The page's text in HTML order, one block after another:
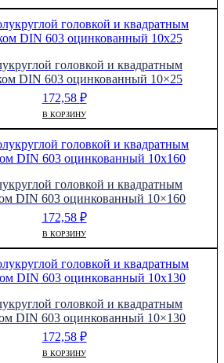
головкой и квадратным
DIN 603 оцинкованный 10×25
172,58 ₽
В КОРЗИНУ
головкой и квадратным
DIN 603 оцинкованный 10×160
172,58 ₽
В КОРЗИНУ
головкой и квадратным
DIN 603 оцинкованный 10×130
172,58 ₽
В КОРЗИНУ